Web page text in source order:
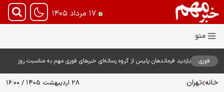
۱۷ مرداد ۱۴۰۵
فوری
بازدید فرماندهان پلیس از گروه رسانه‌ای خبرهای فوری مهم به مناسبت روز
خانه تهران ۲۸ اردیبهشت ۱۴۰۵ / ۱۶:۰۰